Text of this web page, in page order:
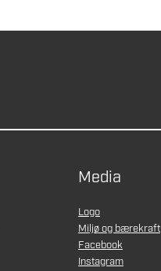
Media
Logo
Miljø og bærekraft
Facebook
Instagram